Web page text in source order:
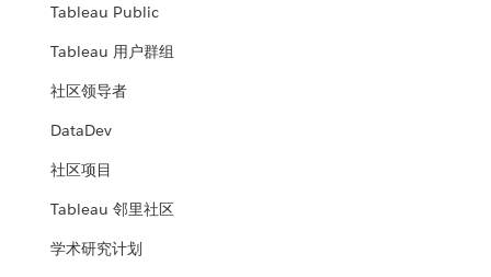
Tableau Public
Tableau 用户群组
社区领导者
DataDev
社区项目
Tableau 邻里社区
学术研究计划